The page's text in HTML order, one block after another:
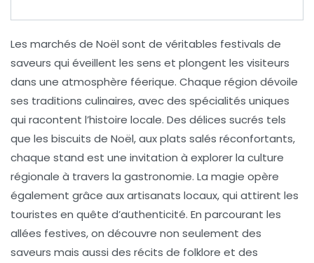
Les marchés de Noël sont de véritables festivals de
saveurs qui éveillent les sens et plongent les visiteurs
dans une atmosphère féerique. Chaque région dévoile
ses traditions culinaires, avec des spécialités uniques
qui racontent l’histoire locale. Des délices sucrés tels
que les biscuits de Noël, aux plats salés réconfortants,
chaque stand est une invitation à explorer la culture
régionale à travers la gastronomie. La magie opère
également grâce auxartisanats locaux, qui attirent les
touristes en quête d’authenticité. En parcourant les
allées festives, on découvre non seulement des
saveurs mais aussi des récits de folklore et des